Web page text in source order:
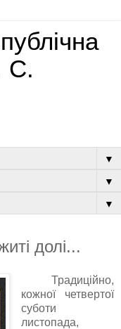
С.
▼
▼
▼
долі...
Традиційно,
кожної четвертої
суботи
листопада,